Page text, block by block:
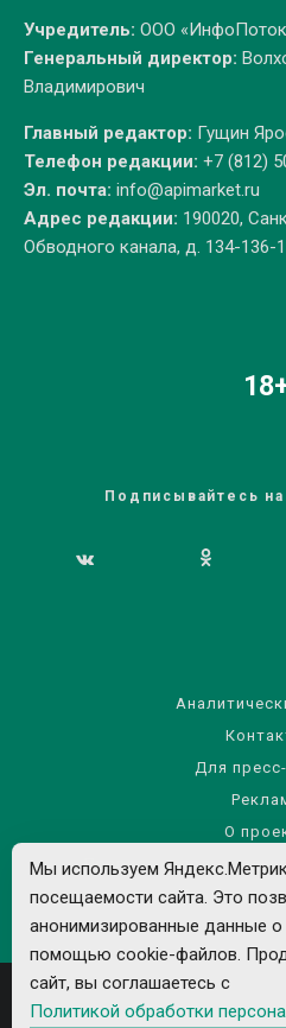
Учредитель: ООО
Генеральный директор:
Владимирович
Главный редактор: Гущин
Телефон редакции: +7 (812)
Эл. почта: info@apimarket.ru
Адрес редакции: 190020,
Обводного канала, д. 134-136-
Подписывайтесь
Для
О
Правила
Политика обработки
Мы используем
посещаемости сайта. Это
анонимизированные данные
помощью cookie-файлов.
сайт, вы соглашаетесь с
Политикой обработки